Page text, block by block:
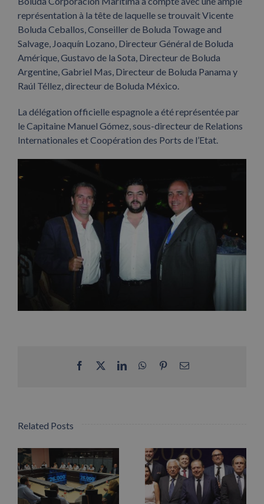
représentation à la tête de laquelle se trouvait Vicente
Boluda Ceballos, Conseiller de Boluda Towage and
Salvage, Joaquín Lozano, Directeur Général de Boluda
Amérique, Gustavo de la Sota, Directeur de Boluda
Argentine, Gabriel Mas, Directeur de Boluda Panama y
Raúl Téllez, directeur de Boluda México.
La délégation officielle espagnole a été représentée par
le Capitaine Manuel Gómez, sous-directeur de Relations
Internationales et Coopération des Ports de l’Etat.
Facebook LinkedInWhatsApp
PinterestEmail
Related Posts